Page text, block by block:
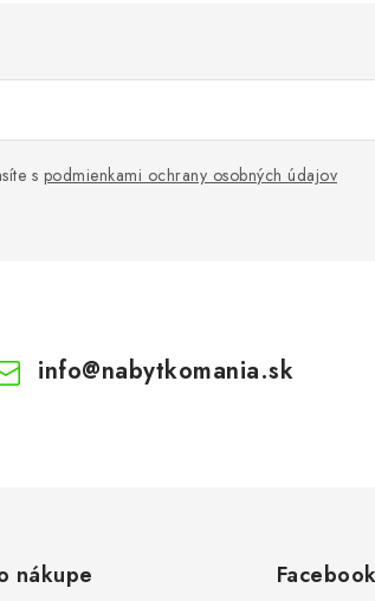
s podmienkami ochrany osobných údajov
info@nabytkomania.sk
nákupe Facebook